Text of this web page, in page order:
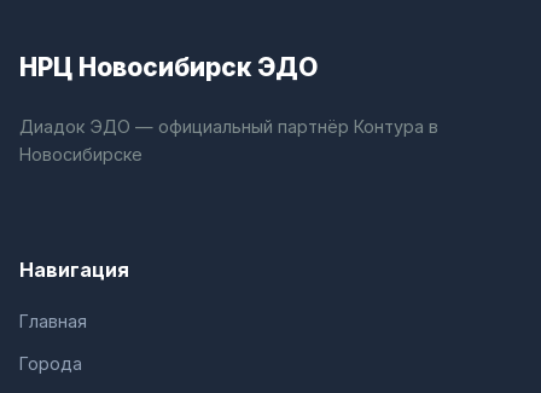
НРЦ Новосибирск ЭДО
Диадок ЭДО — официальный партнёр Контура в
Новосибирске
Навигация
Главная
Города